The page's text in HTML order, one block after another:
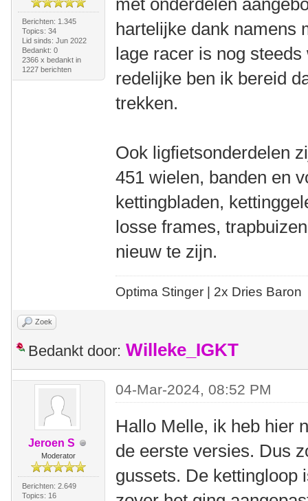
Berichten: 1.345
Topics: 34
Lid sinds: Jun 2022
Bedankt: 0
2366 x bedankt in
1227 berichten
met onderdelen
hartelijke dank namens
lage racer is nog
redelijke ben ik bereid
trekken.
Ook ligfietsonderdelen
451 wielen, banden en
kettingbladen,
losse frames,
nieuw te zijn.
Optima Stinger | 2x Dries Baron
Zoek
Bedankt door: Willeke_IGKT
Jeroen S
Moderator
Berichten: 2.649
Topics: 16
04-Mar-2024, 08:52 PM
Hallo Melle, ik heb hier
de eerste versies. Dus
gussets. De kettingloop